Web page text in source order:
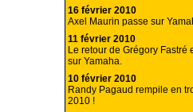
16 février 2010
Axel Maurin passe sur
11 février 2010
Le retour de Grégory
sur Yamaha.
10 février 2010
Randy Pagaud rempile en
2010 !